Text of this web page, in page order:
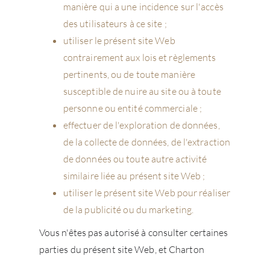
manière qui a une incidence sur l'accès
des utilisateurs à ce site ;
utiliser le présent site Web
contrairement aux lois et règlements
pertinents, ou de toute manière
susceptible de nuire au site ou à toute
personne ou entité commerciale ;
effectuer de l'exploration de données,
de la collecte de données, de l'extraction
de données ou toute autre activité
similaire liée au présent site Web ;
utiliser le présent site Web pour réaliser
de la publicité ou du marketing.
Vous n'êtes pas autorisé à consulter certaines
parties du présent site Web, et Charton